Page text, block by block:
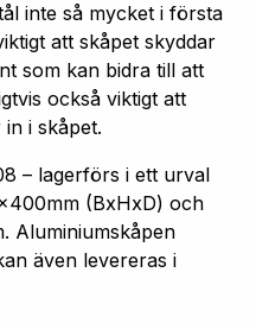
inte så mycket i första
att skåpet skyddar
som kan bidra till att
också viktigt att
i skåpet.
– lagerförs i ett urval
(BxHxD) och
Aluminiumskåpen
även levereras i